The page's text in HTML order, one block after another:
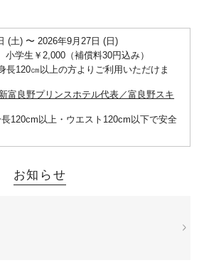
(土) 〜 2026年9月27日 (日)
学生￥2,000（補償料30円込み）
長120㎝以上の方よりご利用いただけま
富良野プリンスホテル代表／富良野スキ
120cm以上・ウエスト120cm以下で安全
お知らせ